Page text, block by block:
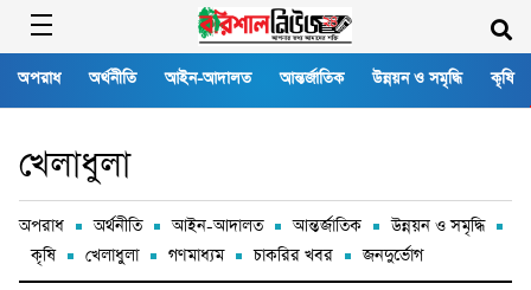
অপরাধ অর্থনীতি আইন-আদালত আন্তর্জাতিক উন্নয়ন ও সমৃদ্ধি কৃষি
খেলাধুলা
অপরাধ অর্থনীতি আইন-আদালত আন্তর্জাতিক
উন্নয়ন ও সমৃদ্ধি
কৃষি
খেলাধুলা গণমাধ্যম চাকরির খবর জনদুর্ভোগ